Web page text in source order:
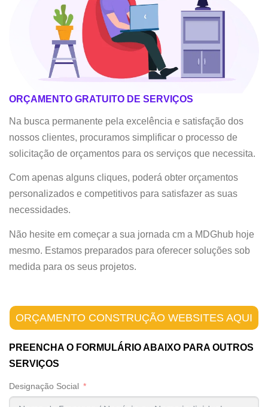
ORÇAMENTO GRATUITO DE SERVIÇOS
Na busca permanente pela excelência e satisfação dos
nossos clientes, procuramos simplificar o processo de
solicitação de orçamentos para os serviços que necessita.
Com apenas alguns cliques, poderá obter orçamentos
personalizados e competitivos para satisfazer as suas
necessidades.
Não hesite em começar a sua jornada cm a MDGhub hoje
mesmo. Estamos preparados para oferecer soluções sob
medida para os seus projetos.
ORÇAMENTO CONSTRUÇÃO WEBSITES AQUI
PREENCHA O FORMULÁRIO ABAIXO PARA OUTROS
SERVIÇOS
Designação Social